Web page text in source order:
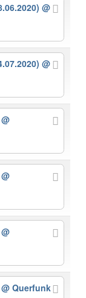
@
@
@
@
@
@ Querfunk